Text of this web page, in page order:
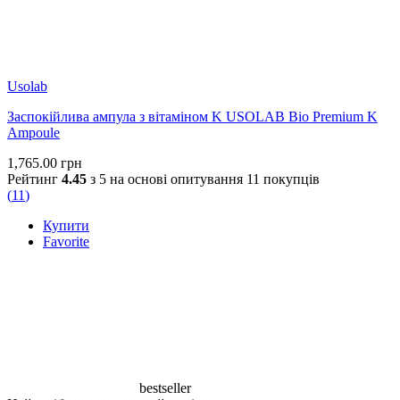
4. Уповільнює старіння
Захищає волокна колагену та еластину від глікації (цукрового
руйнування) і передчасного старіння.
4. Підтримує відновлення шкіри
Пігментація, нерівний тон, тьмяна та втомлена шкіра, шкіра з
Usolab
Заспокійлива ампула з вітаміном K USOLAB Bio Premium K
Ampoule
1,765.00 грн
Рейтинг 4.45 з 5 на основі опитування 11 покупців
(11)
Купити
Favorite
bestseller